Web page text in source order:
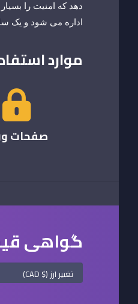
دهد که امنیت را
اداره می شود و یک
موارد
صفحات
گواهی